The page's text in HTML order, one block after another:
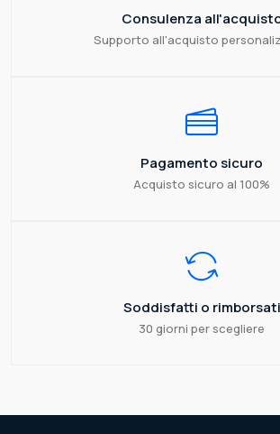
Consulenza
Supporto all'acquisto
Pagamento sicuro
Acquisto sicuro al 100%
Soddisfatti o rimborsati
30 giorni per scegliere